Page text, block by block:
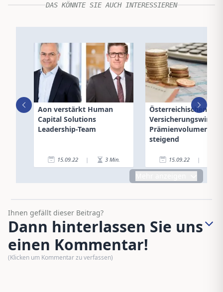
DAS KÖNNTE SIE AUCH INTERESSIEREN
Aon verstärkt Human
Capital Solutions
Leadership-Team
15.09.22 | 3 Min.
Österreichischen
Prämienvolumen
steigend
15.09.22 |
Ihnen gefällt dieser Beitrag?
Dann hinterlassen Sie uns
einen Kommentar!
(Klicken um Kommentar zu verfassen)